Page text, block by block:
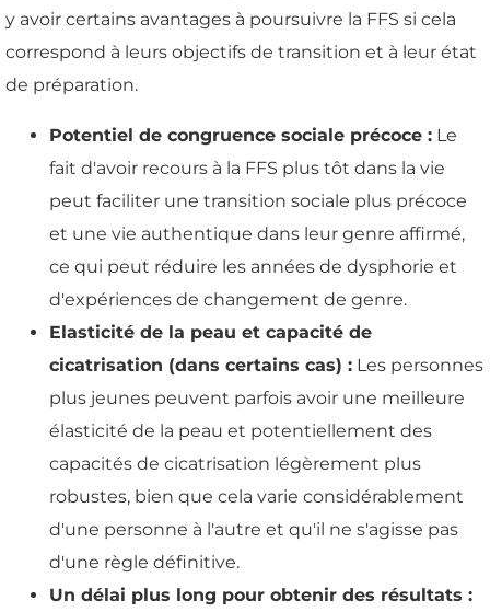
y avoir certains avantages à poursuivre la FFS si cela
correspond à leurs objectifs de transition et à leur état
de préparation.
Potentiel de congruence sociale précoce : Le
fait d'avoir recours à la FFS plus tôt dans la vie
peut faciliter une transition sociale plus précoce
et une vie authentique dans leur genre affirmé,
ce qui peut réduire les années de dysphorie et
d'expériences de changement de genre.
Elasticité de la peau et capacité de
cicatrisation (dans certains cas) : Les personnes
plus jeunes peuvent parfois avoir une meilleure
élasticité de la peau et potentiellement des
capacités de cicatrisation légèrement plus
robustes, bien que cela varie considérablement
d'une personne à l'autre et qu'il ne s'agisse pas
d'une règle définitive.
Un délai plus long pour obtenir des résultats :